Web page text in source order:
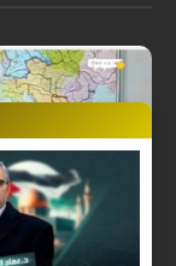
رضوان قاسم،
شبکه الکوثر تأکید
روانی و سیاسی بر
درباره تبدیل